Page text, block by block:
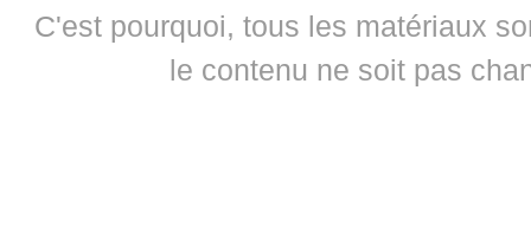
C'est pourquoi, tous les matériaux
le contenu ne soit pas